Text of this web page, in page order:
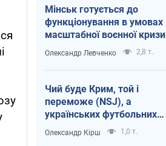
Мінськ готується до
функціонування в умовах
масштабної воєнної кризи
Олександр Левченко 2,8 т.
Чий буде Крим, той і
переможе (NSJ), а
українських футбольних
чиновників можуть
назвати вбивцями
Олександр Кірш 1,0 т.